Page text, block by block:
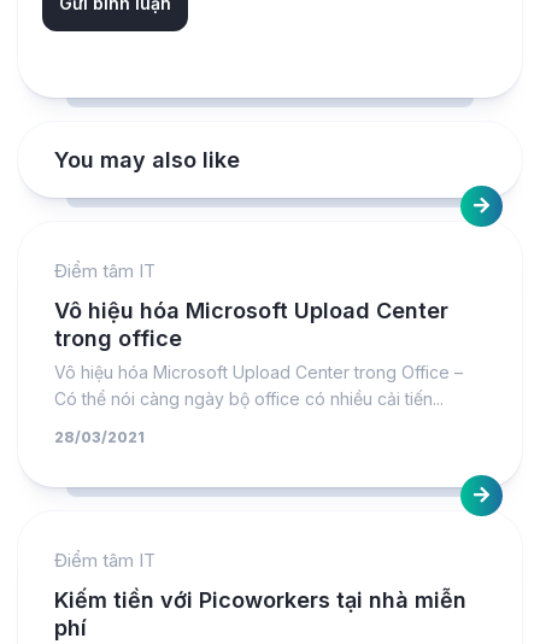
You may also like
Điểm tâm IT
Vô hiệu hóa Microsoft Upload Center
trong office
Vô hiệu hóa Microsoft Upload Center trong Office –
Có thể nói càng ngày bộ office có nhiều cải tiến...
28/03/2021
Điểm tâm IT
Kiếm tiền với Picoworkers tại nhà miễn
phí